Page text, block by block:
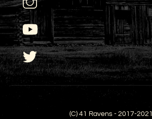
YouTube
Twitter
(C) 41 Ravens - 2017-2021